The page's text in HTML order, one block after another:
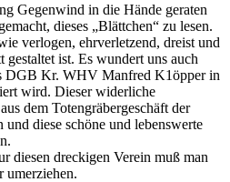
Gegenwind in die Hände geraten
dieses „Blättchen“ zu lesen.
verlogen, ehrverletzend, dreist und
ist. Es wundert uns auch
DGB Kr. WHV Manfred K1öpper in
wird. Dieser widerliche
dem Totengräbergeschäft der
diese schöne und lebenswerte
diesen dreckigen Verein muß man
umerziehen.